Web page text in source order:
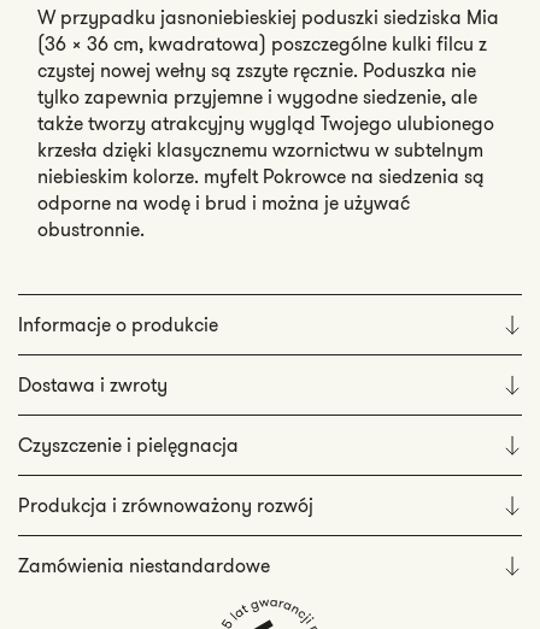
W przypadku jasnoniebieskiej poduszki siedziska Mia
(36 x 36 cm, kwadratowa) poszczególne kulki filcu z
czystej nowej wełny są zszyte ręcznie. Poduszka nie
tylko zapewnia przyjemne i wygodne siedzenie, ale
także tworzy atrakcyjny wygląd Twojego ulubionego
krzesła dzięki klasycznemu wzornictwu w subtelnym
niebieskim kolorze. myfelt Pokrowce na siedzenia są
odporne na wodę i brud i można je używać
obustronnie.
Informacje o produkcie
Dostawa i zwroty
Czyszczenie i pielęgnacja
Produkcja i zrównoważony rozwój
Zamówienia niestandardowe